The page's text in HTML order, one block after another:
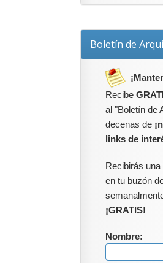
Boletín de
Recibe
al "Boletín de
decenas de
links de
Recibirás
en tu buzón
¡GRATIS!
Nombre: